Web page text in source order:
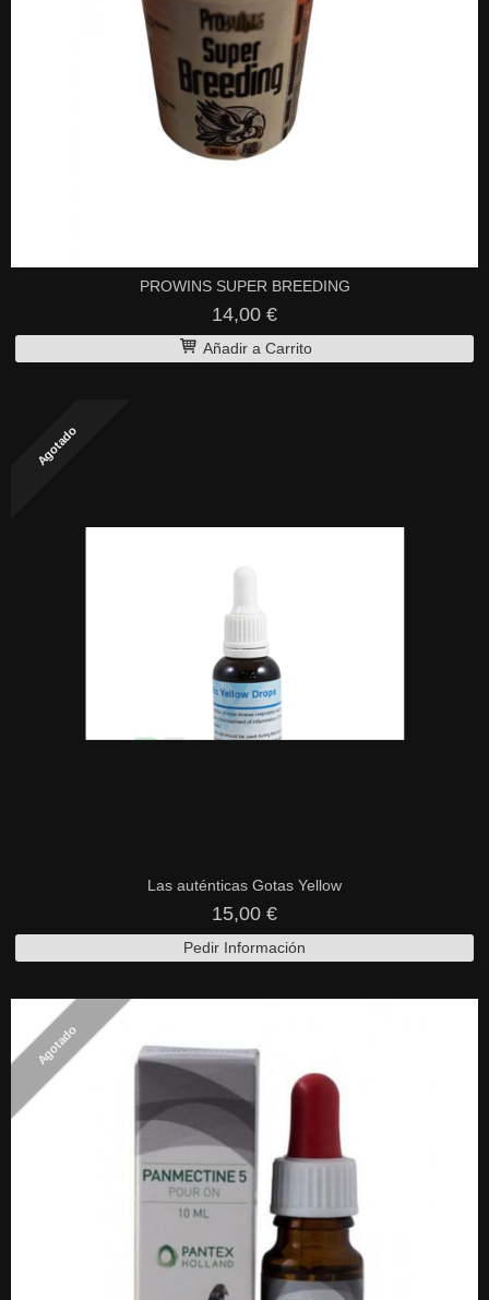
PROWINS SUPER BREEDING
14,00 €
Añadir a Carrito
Agotado
Las auténticas Gotas Yellow
15,00 €
Pedir Información
Agotado